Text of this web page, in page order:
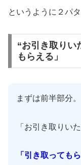
というように２パ
“お引き取りい
もらえる」
まずは前半部分。
「お引き取りい
「引き取ってもら